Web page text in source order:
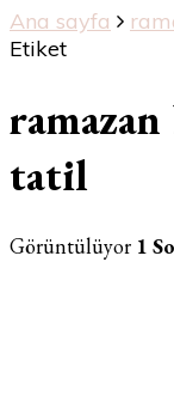
Ana sayfa
Etiket
tatil
Görüntülüyor 1